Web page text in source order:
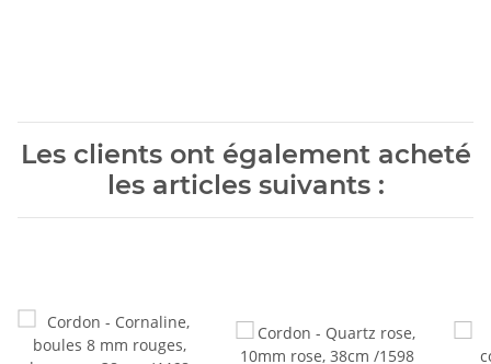
Les clients ont également acheté
les articles suivants :